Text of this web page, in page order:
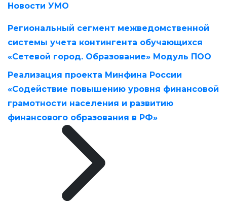
Новости УМО
Региональный сегмент межведомственной
системы учета контингента обучающихся
«Сетевой город. Образование» Модуль ПОО
Реализация проекта Минфина России
«Содействие повышению уровня финансовой
грамотности населения и развитию
финансового образования в РФ»